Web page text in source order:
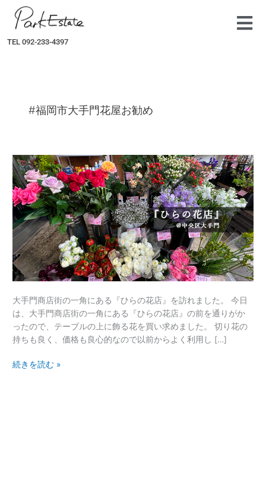
TEL 092-233-4397
#福岡市大手門花屋お勧め
大手門商店街の一角にある『ひらの花店』を訪れました。 今日
は、大手門商店街の一角にある『ひらの花店』の前を通りがか
ったので、テーブルの上に飾る花を買い求めました。 切り花の
持ちも良く、価格も良心的なので以前からよく利用し […]
【ふ
く
お
か
散
歩
日
和】
ひ
ら
花
店
@
中
区
続きを読む »